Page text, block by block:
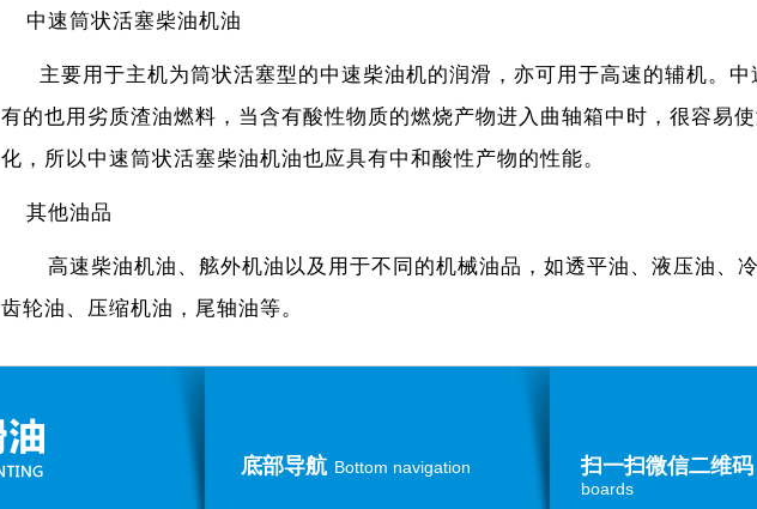
中速筒状活塞柴油机油
主要用于主机为筒状活塞型的中速柴油机的润滑，亦可用于高速的辅机。中
有的也用劣质渣油燃料，当含有酸性物质的燃烧产物进入曲轴箱中时，很容易
化，所以中速筒状活塞柴油机油也应具有中和酸性产物的性能。
其他油品
高速柴油机油、舷外机油以及用于不同的机械油品，如透平油、液压油、冷
齿轮油、压缩机油，尾轴油等。
底部导航 Bottom navigation 扫一扫微信二维码
boards